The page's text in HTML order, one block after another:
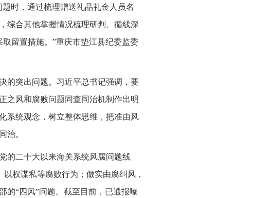
时，通过梳理赠送礼品礼金人员名
综合其他掌握情况梳理研判、循线深
留置措施。”重庆市垫江县纪委监委
的突出问题。习近平总书记强调，要
之风和腐败问题同查同治机制作出明
系统观念，树立整体思维，把准由风
治。
的二十大以来海关系统风腐问题线
权谋私等腐败行为；做实由腐纠风，
的“四风”问题。截至目前，已通报曝